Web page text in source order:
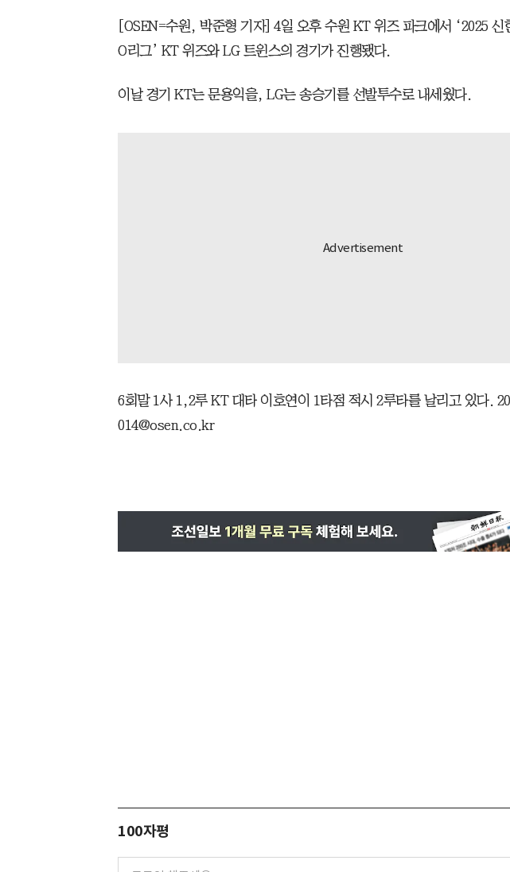
[OSEN=수원, 박준형 기자] 4일 오후 수원 KT 위즈 파크에서 ‘2025
O리그’ KT 위즈와 LG 트윈스의 경기가 진행됐다.
이날 경기 KT는 문용익을, LG는 송승기를 선발투수로 내세웠다.
6회말 1사 1,2루 KT 대타 이호연이 1타점 적시 2루타를 날리고 있다.
014@osen.co.kr
100자평